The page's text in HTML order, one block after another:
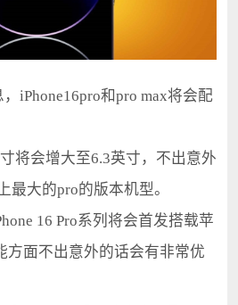
和pro max将会配
会增大至6.3英寸，不出意外
最大的pro的版本机型。
16 Pro系列将会首发搭载苹
方面不出意外的话会有非常优